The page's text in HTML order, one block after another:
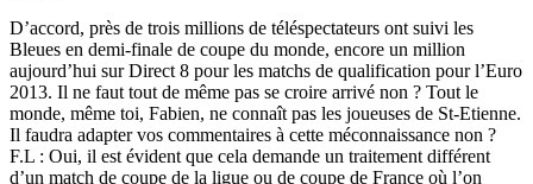
D’accord, près de trois millions de téléspectateurs ont suivi les
Bleues en demi-finale de coupe du monde, encore un million
aujourd’hui sur Direct 8 pour les matchs de qualification pour l’Euro
2013. Il ne faut tout de même pas se croire arrivé non ? Tout le
monde, même toi, Fabien, ne connaît pas les joueuses de St-Etienne.
Il faudra adapter vos commentaires à cette méconnaissance non ?
F.L : Oui, il est évident que cela demande un traitement différent
d’un match de coupe de la ligue ou de coupe de France où l’on